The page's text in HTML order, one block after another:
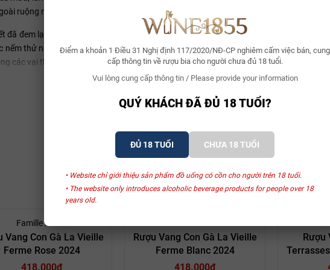
Điểm a khoản 1 Điều 31 Nghị định 117/2020/NĐ-CP nghiêm cấm việc bán, cung
cấp thông tin về rượu bia cho người chưa đủ 18 tuổi.
Vui lòng cung cấp thông tin / Please provide your information
QUÝ KHÁCH ĐÃ ĐỦ 18 TUỔI?
ĐỦ 18 TUỔI CHƯA 18 TUỔI
• Website chỉ giới thiệu sản phẩm đồ uống có cồn cho người trên 18 tuổi.
• The website only introduces alcoholic beverage products for people over 18
years old.
ruộng nho hơn.
đã đem lại những mẻ nho tuyệt hảo: tươi mát và cân bằng tuyệt vời. Các giống nho
thử nho và phân tích kỹ lưỡng để xác định ngày thu hoạch. Nho được ép nhẹ
các vại thép cho đến khi đóng chai để giữ được sự tươi mát, hương thơm sống động
blanc 2024 cùng món ăn
để kết hợp cùng các món hải sản lạnh, hoặc thịt gà, thịt cá áp chảo ăn kèm sốt
SẢN PHẨM LIÊN QUAN
Famille Perrin
Vang Con Gà La Vieille
Ferme Rose 2024
418.000₫
Rượu Vang Con Gà La Vieille
Ferme Blanc 2024
418.000₫
Rượu
Terrasses